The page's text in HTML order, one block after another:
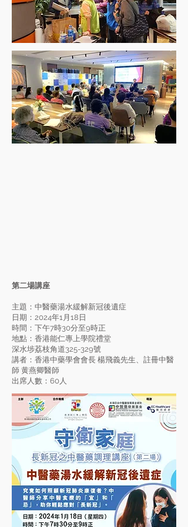
第二場講座
主題：中醫藥湯水緩解新冠後遺症
日期：2024年1月18日
時間：下午7時30分至9時正
地點：香港能仁專上學院禮堂
深水埗荔枝角道325-329號
講者：香港中藥學會會長 楊飛義先生、註冊中醫
師 黄燕卿醫師
出席人數：60人